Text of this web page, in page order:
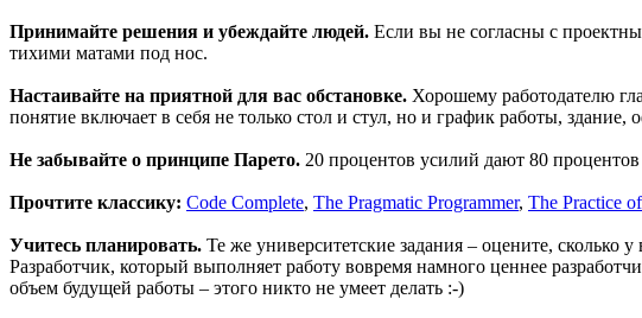
Принимайте решения и убеждайте людей. Если вы не согласны с
тихими матами под нос.
Настаивайте на приятной для вас обстановке. Хорошему работодателю
понятие включает в себя не только стол и стул, но и график работы, здание,
Не забывайте о принципе Парето. 20 процентов усилий дают 80 процентов
Прочтите классику: Code Complete, The Pragmatic Programmer, The Practice
Учитесь планировать. Те же университетские задания – оцените, сколько
Разработчик, который выполняет работу вовремя намного ценнее
объем будущей работы – этого никто не умеет делать :-)